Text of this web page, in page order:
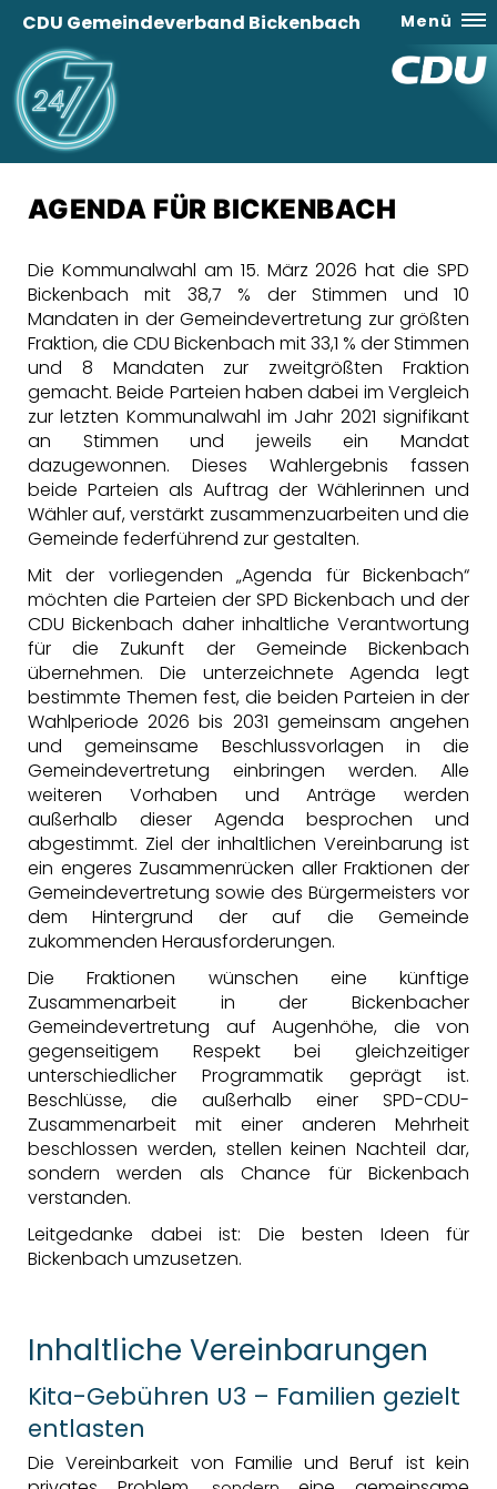
CDU Gemeindeverband Bickenbach Menü
AGENDA FÜR BICKENBACH
Die Kommunalwahl am 15. März 2026 hat die SPD
Bickenbach mit 38,7 % der Stimmen und 10
Mandaten in der Gemeindevertretung zur größten
Fraktion, die CDU Bickenbach mit 33,1 % der Stimmen
und 8 Mandaten zur zweitgrößten Fraktion
gemacht. Beide Parteien haben dabei im Vergleich
zur letzten Kommunalwahl im Jahr 2021 signifikant
an Stimmen und jeweils ein Mandat
dazugewonnen. Dieses Wahlergebnis fassen
beide Parteien als Auftrag der Wählerinnen und
Wähler auf, verstärkt zusammenzuarbeiten und die
Gemeinde federführend zur gestalten.
Mit der vorliegenden „Agenda für Bickenbach“
möchten die Parteien der SPD Bickenbach und der
CDU Bickenbach daher inhaltliche Verantwortung
für die Zukunft der Gemeinde Bickenbach
übernehmen. Die unterzeichnete Agenda legt
bestimmte Themen fest, die beiden Parteien in der
Wahlperiode 2026 bis 2031 gemeinsam angehen
und gemeinsame Beschlussvorlagen in die
Gemeindevertretung einbringen werden. Alle
weiteren Vorhaben und Anträge werden
außerhalb dieser Agenda besprochen und
abgestimmt. Ziel der inhaltlichen Vereinbarung ist
ein engeres Zusammenrücken aller Fraktionen der
Gemeindevertretung sowie des Bürgermeisters vor
dem Hintergrund der auf die Gemeinde
zukommenden Herausforderungen.
Die Fraktionen wünschen eine künftige
Zusammenarbeit in der Bickenbacher
Gemeindevertretung auf Augenhöhe, die von
gegenseitigem Respekt bei gleichzeitiger
unterschiedlicher Programmatik geprägt ist.
Beschlüsse, die außerhalb einer SPD-CDU-
Zusammenarbeit mit einer anderen Mehrheit
beschlossen werden, stellen keinen Nachteil dar,
sondern werden als Chance für Bickenbach
verstanden.
Leitgedanke dabei ist: Die besten Ideen für
Bickenbach umzusetzen.
Inhaltliche Vereinbarungen
Kita-Gebühren U3 – Familien gezielt
entlasten
Die Vereinbarkeit von Familie und Beruf ist kein